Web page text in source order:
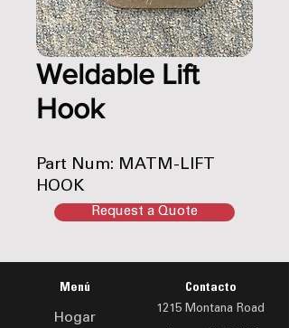
Weldable Lift
Hook
Part Num: MATM-LIFT
HOOK
Request a Quote
Menú
Hogar
Contacto
1215 Montana Road